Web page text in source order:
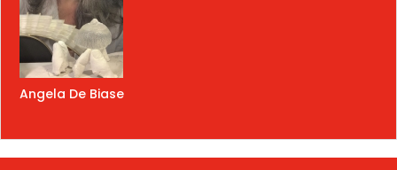
Angela De Biase